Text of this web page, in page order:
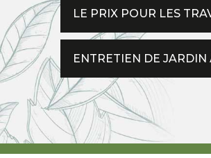
LE PRIX POUR LES
ENTRETIEN DE